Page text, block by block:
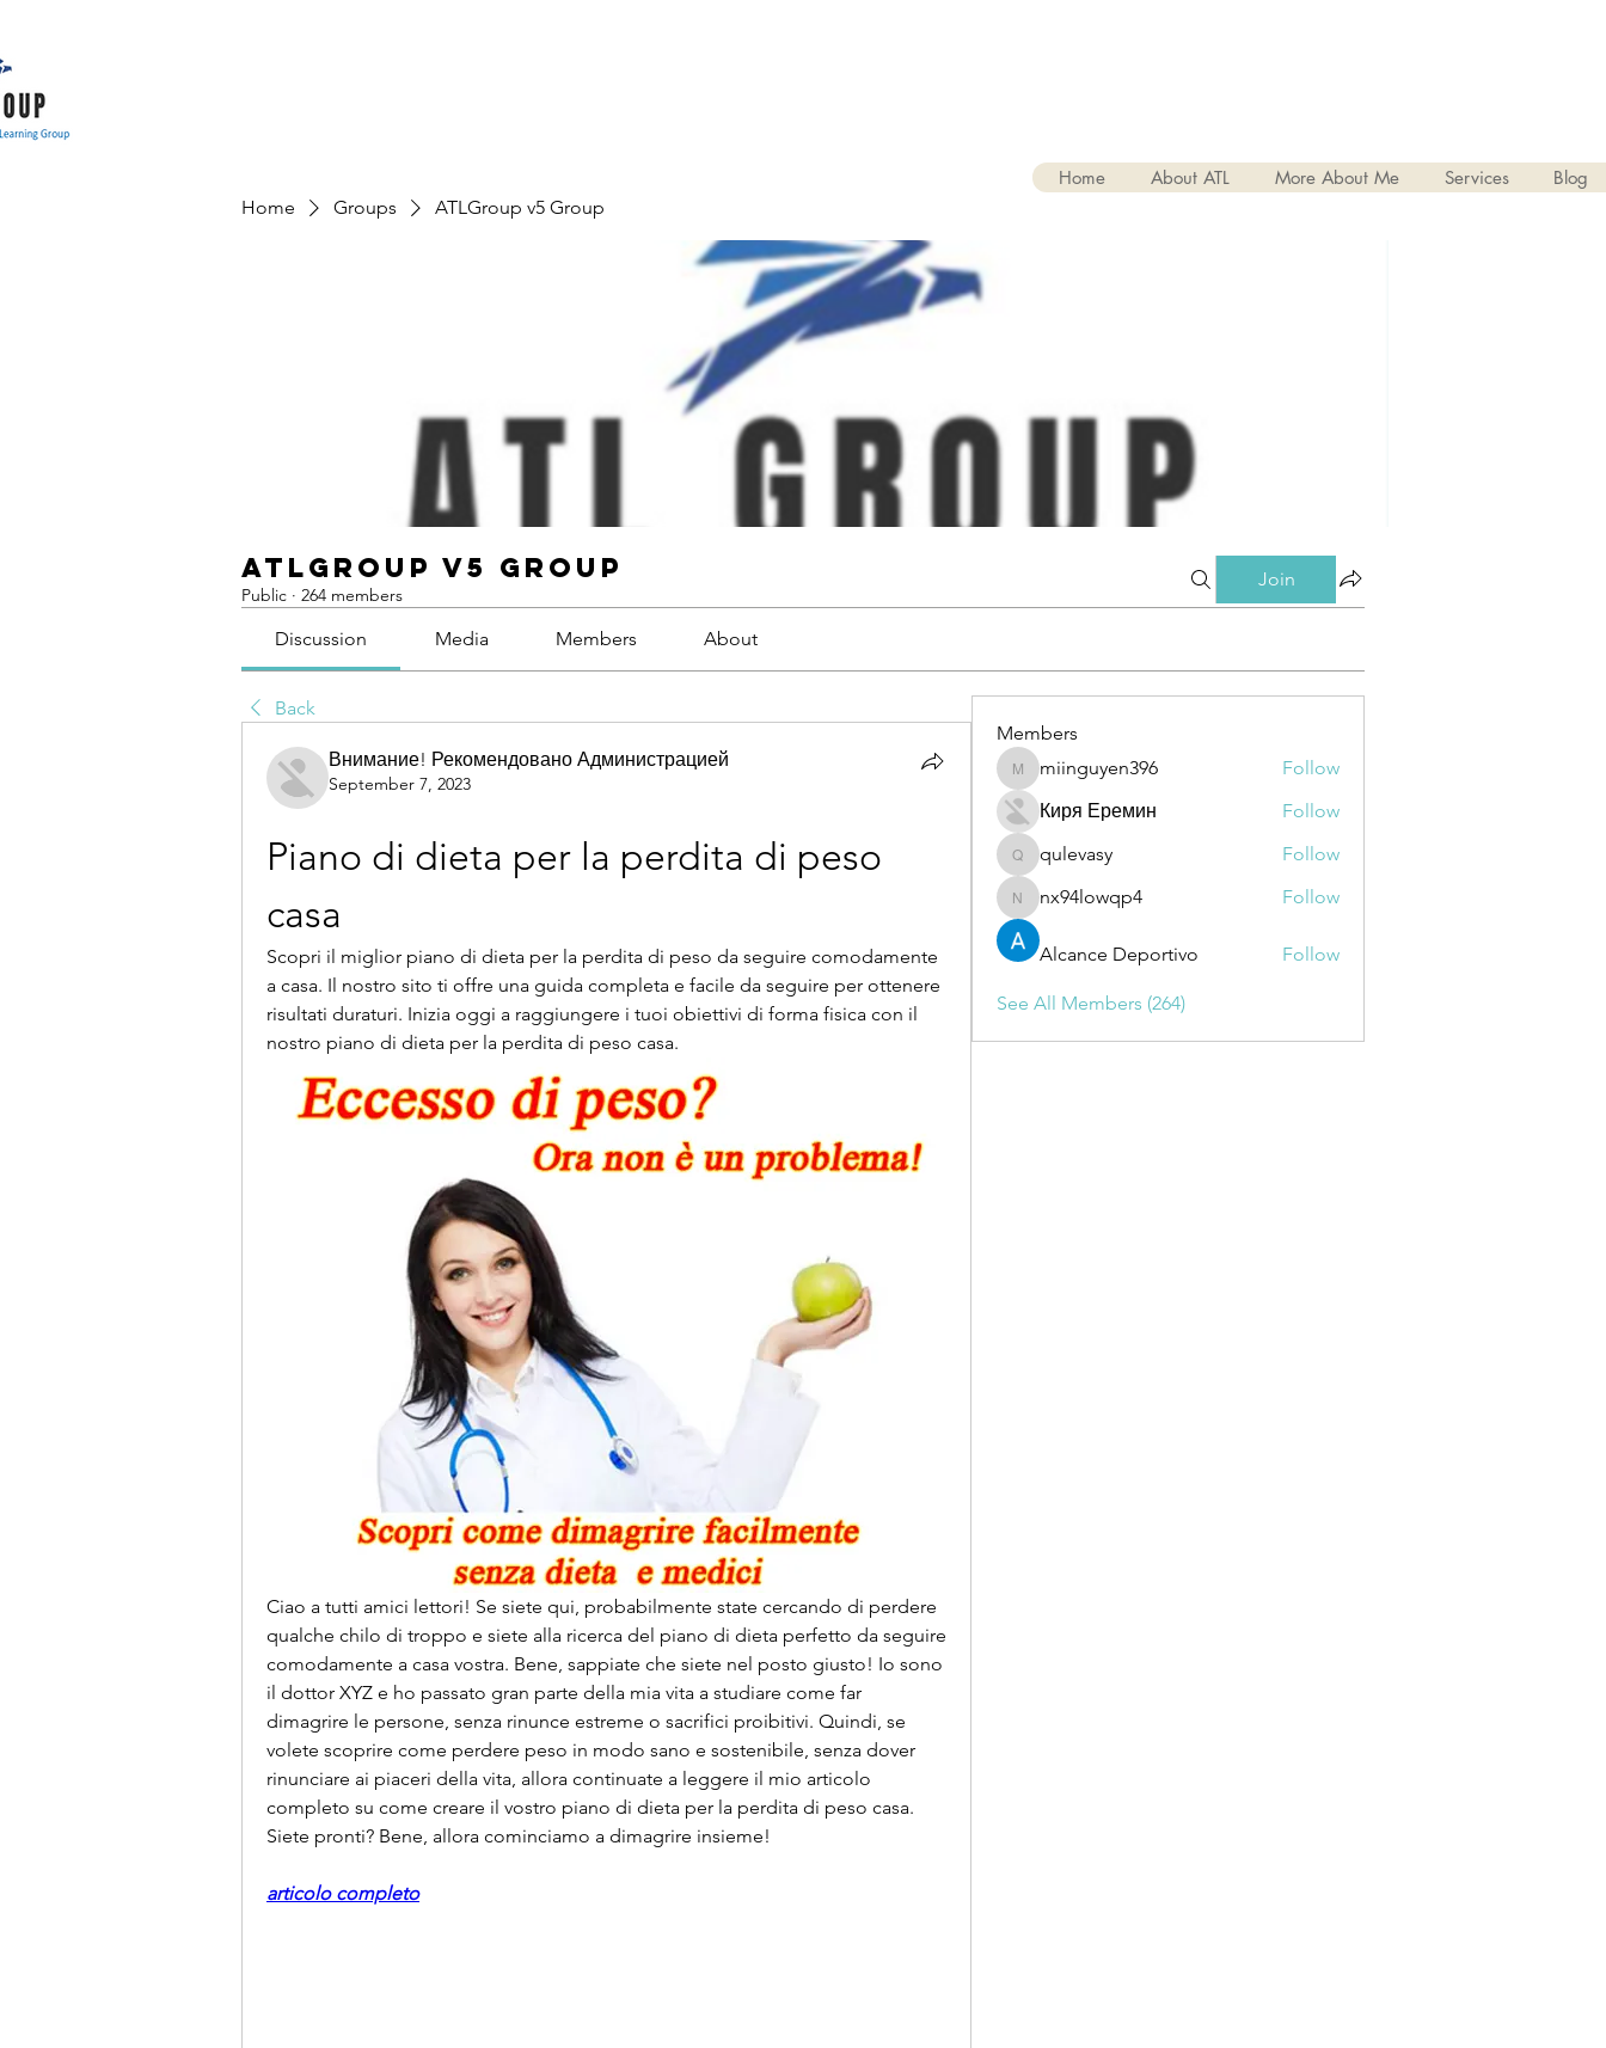
Home Groups ATLGroup v5 Group
ATLGroup v5 Group
Public · 264 members
Join
Discussion Media Members About
Back
Внимание! Рекомендовано Администрацией
September 7, 2023
Piano di dieta per la perdita di peso
casa
Scopri il miglior piano di dieta per la perdita di peso da seguire comodamente
a casa. Il nostro sito ti offre una guida completa e facile da seguire per ottenere
risultati duraturi. Inizia oggi a raggiungere i tuoi obiettivi di forma fisica con il
nostro piano di dieta per la perdita di peso casa.
Ciao a tutti amici lettori! Se siete qui, probabilmente state cercando di perdere
qualche chilo di troppo e siete alla ricerca del piano di dieta perfetto da seguire
comodamente a casa vostra. Bene, sappiate che siete nel posto giusto! Io sono
il dottor XYZ e ho passato gran parte della mia vita a studiare come far
dimagrire le persone, senza rinunce estreme o sacrifici proibitivi. Quindi, se
volete scoprire come perdere peso in modo sano e sostenibile, senza dover
rinunciare ai piaceri della vita, allora continuate a leggere il mio articolo
completo su come creare il vostro piano di dieta per la perdita di peso casa.
Siete pronti? Bene, allora cominciamo a dimagrire insieme!
articolo completo
Members
miinguyen396
miinguyen396
Follow
Киря Еремин
Follow
qulevasy
qulevasy Follow
nx94lowqp4
nx94lowqp4 Follow
Alcance Deportivo Follow
See All Members (264)
Home About ATL More About Me Services Blog